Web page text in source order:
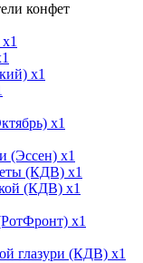
конфет
x1
x1
x1
x1
x1
x1
x1
x1